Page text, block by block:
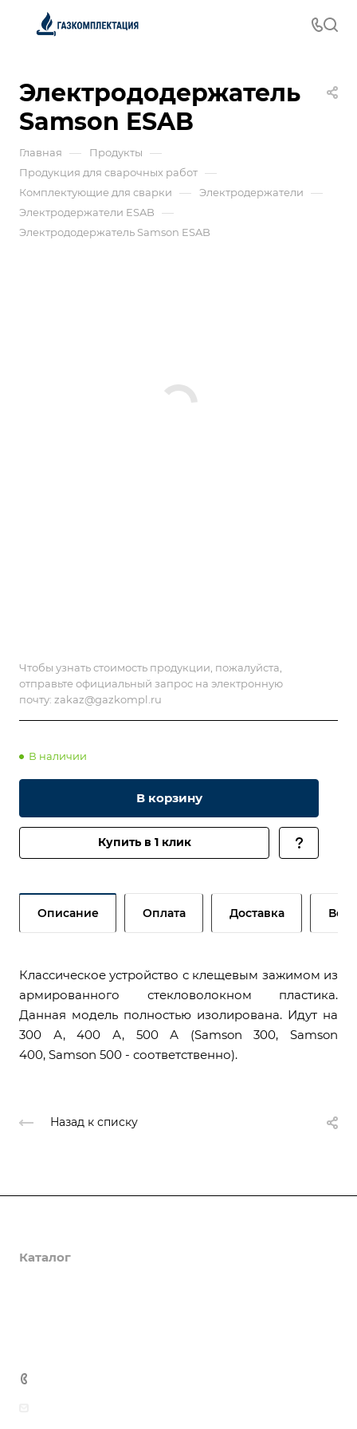
Электрододержатель
Samson ESAB
Главная — Продукты —
Продукция для сварочных работ —
Комплектующие для сварки — Электродержатели —
Электродержатели ESAB —
Электрододержатель Samson ESAB
Чтобы узнать стоимость продукции, пожалуйста,
отправьте официальный запрос на электронную
почту: zakaz@gazkompl.ru
В наличии
В корзину
Купить в 1 клик
Описание Оплата Доставка
Классическое устройство с клещевым зажимом из
армированного стекловолокном пластика.
Данная модель полностью изолирована. Идут на
300 А, 400 А, 500 А (Samson 300, Samson
400, Samson 500 - соответственно).
Назад к списку
Каталог